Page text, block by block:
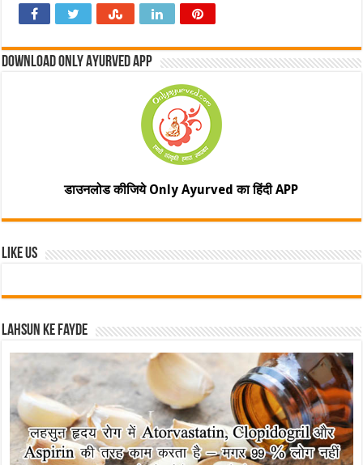
Download Only Ayurved App
डाउनलोड कीजिये Only Ayurved का हिंदी APP
Like Us
Lahsun ke fayde